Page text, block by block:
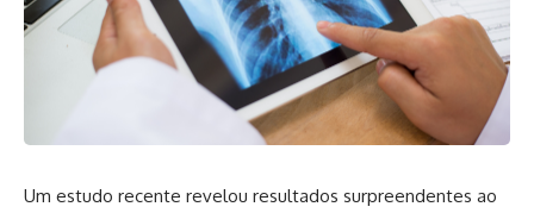
Um estudo recente revelou resultados surpreendentes ao